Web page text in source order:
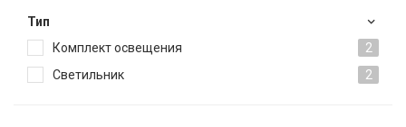
Тип
Комплект освещения
2
Светильник
2